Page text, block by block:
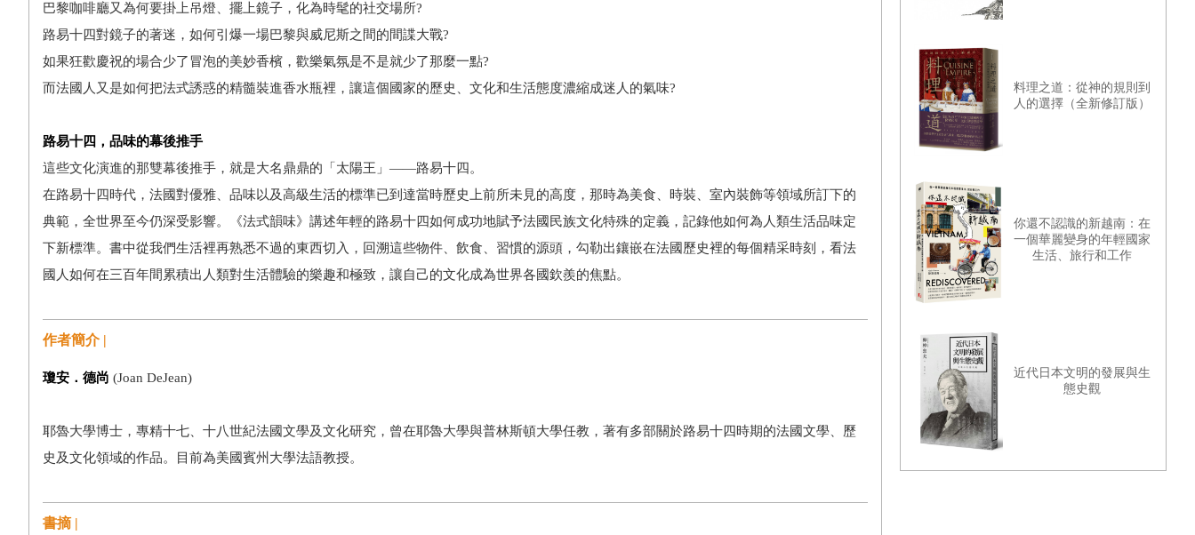
巴黎咖啡廳又為何要掛上吊燈、擺上鏡子，化為時髦的社交場所?
路易十四對鏡子的著迷，如何引爆一場巴黎與威尼斯之間的間諜大戰?
如果狂歡慶祝的場合少了冒泡的美妙香檳，歡樂氣氛是不是就少了那麼一點?
而法國人又是如何把法式誘惑的精髓裝進香水瓶裡，讓這個國家的歷史、文化和生活態度濃縮成迷人的氣味?
路易十四，品味的幕後推手
這些文化演進的那雙幕後推手，就是大名鼎鼎的「太陽王」——路易十四。
在路易十四時代，法國對優雅、品味以及高級生活的標準已到達當時歷史上前所未見的高度，那時為美食、時裝、室內裝飾等領域所訂下的
典範，全世界至今仍深受影響。《法式韻味》講述年輕的路易十四如何成功地賦予法國民族文化特殊的定義，記錄他如何為人類生活品味定
下新標準。書中從我們生活裡再熟悉不過的東西切入，回溯這些物件、飲食、習慣的源頭，勾勒出鑲嵌在法國歷史裡的每個精采時刻，看法
國人如何在三百年間累積出人類對生活體驗的樂趣和極致，讓自己的文化成為世界各國欽羨的焦點。
作者簡介 |
瓊安．德尚 (Joan DeJean)
耶魯大學博士，專精十七、十八世紀法國文學及文化研究，曾在耶魯大學與普林斯頓大學任教，著有多部關於路易十四時期的法國文學、歷
史及文化領域的作品。目前為美國賓州大學法語教授。
書摘 |
料理之道：從神的規則到
人的選擇（全新修訂版）
你還不認識的新越南：在
一個華麗變身的年輕國家
生活、旅行和工作
近代日本文明的發展與生
態史觀